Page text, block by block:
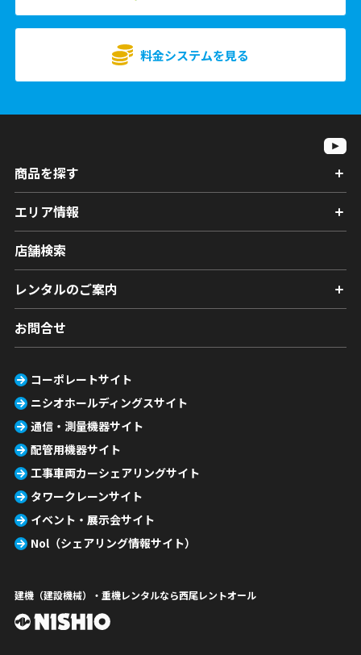
料金システムを見る
商品を探す
エリア情報
店舗検索
レンタルのご案内
お問合せ
コーポレートサイト
ニシオホールディングスサイト
通信・測量機器サイト
配管用機器サイト
工事車両カーシェアリングサイト
タワークレーンサイト
イベント・展示会サイト
Nol（シェアリング情報サイト）
建機（建設機械）・重機レンタルなら西尾レントオール